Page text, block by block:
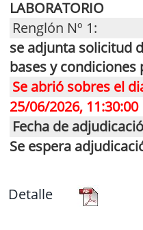
LABORATORIO
Renglón Nº 1:
se adjunta solicitud
bases y condiciones
Se abrió sobres el
25/06/2026, 11:30:00
Fecha de
Se espera
Detalle